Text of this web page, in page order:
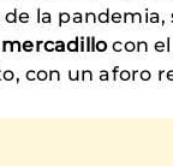
la
con
con un aforo